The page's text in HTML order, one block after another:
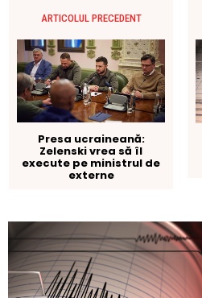
ARTICOLUL PRECEDENT
Presa ucraineană:
Zelenski vrea să îl
execute pe ministrul de
externe